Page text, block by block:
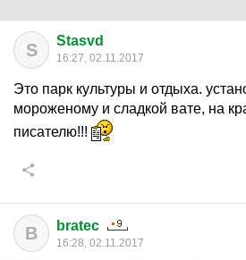
S Stasvd
16:27, 02.11.2017
Это парк культуры и отдыха.
мороженому и сладкой вате, на
писателю!!!
B bratec
16:28, 02.11.2017